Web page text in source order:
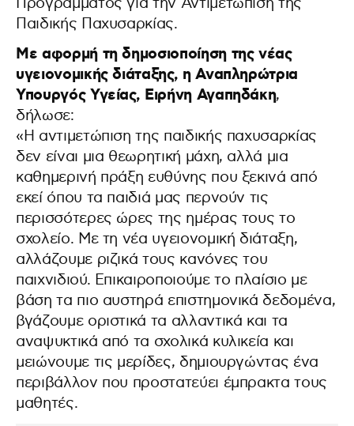
Παιδικής Παχυσαρκίας.
Με αφορμή τη δημοσιοποίηση της νέας
υγειονομικής διάταξης, η Αναπληρώτρια
Υπουργός Υγείας, Ειρήνη Αγαπηδάκη,
δήλωσε:
«Η αντιμετώπιση της παιδικής παχυσαρκίας
δεν είναι μια θεωρητική μάχη, αλλά μια
καθημερινή πράξη ευθύνης που ξεκινά από
εκεί όπου τα παιδιά μας περνούν τις
περισσότερες ώρες της ημέρας τους το
σχολείο. Με τη νέα υγειονομική διάταξη,
αλλάζουμε ριζικά τους κανόνες του
παιχνιδιού. Επικαιροποιούμε το πλαίσιο με
βάση τα πιο αυστηρά επιστημονικά δεδομένα,
βγάζουμε οριστικά τα αλλαντικά και τα
αναψυκτικά από τα σχολικά κυλικεία και
μειώνουμε τις μερίδες, δημιουργώντας ένα
περιβάλλον που προστατεύει έμπρακτα τους
μαθητές.